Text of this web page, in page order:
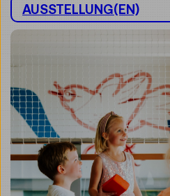
AUSSTELLUNG(EN)